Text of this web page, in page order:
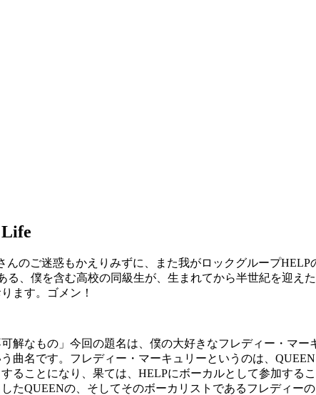
んのご迷惑もかえりみずに、また我がロックグループ
る、僕を含む高校の同級生が、生まれてから半世紀を迎
ます。ゴメン！
解なもの」今回の題名は、僕の大好きなフレディー・マ
曲名です。フレディー・マーキュリーというのは、
ることになり、果ては、HELPにボーカルとして参加する
たQUEENの、そしてそのボーカリストであるフレディ